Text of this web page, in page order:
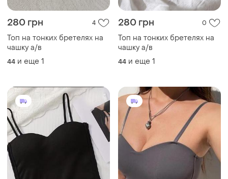
280 грн 4
Топ на тонких бретелях на
чашку а/в
44 и еще 1
280 грн 0
Топ на тонких бретелях на
чашку а/в
44 и еще 1